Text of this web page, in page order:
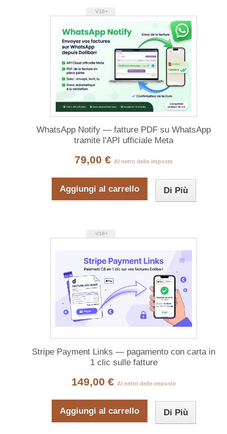
V18+
WhatsApp Notify — fatture PDF su WhatsApp
tramite l'API ufficiale Meta
79,00 € Al netto delle imposte
Aggiungi al carrello Di Più
V18+
Stripe Payment Links — pagamento con carta in
1 clic sulle fatture
149,00 € Al netto delle imposte
Aggiungi al carrello Di Più